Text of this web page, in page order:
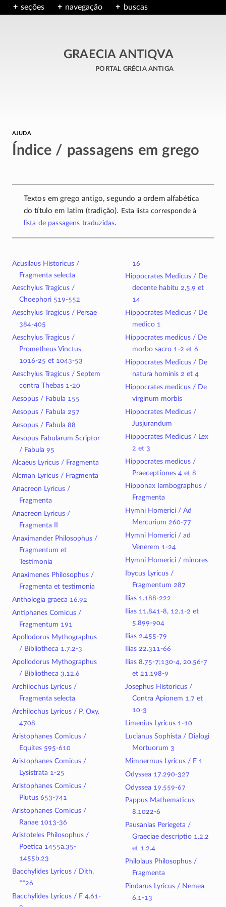
seções navegação buscas
GRAECIA ANTIQVA
portal grécia antiga
ajuda
Índice / passagens em grego
Textos em grego antigo, segundo a ordem alfabética
do título em latim (tradição). Esta lista corresponde à
lista de passagens traduzidas.
Acusilaus Historicus /
Fragmenta selecta
Aeschylus Tragicus /
Choephori 519-552
Aeschylus Tragicus / Persae
384-405
Aeschylus Tragicus /
Prometheus Vinctus
1016-25 et 1043-53
Aeschylus Tragicus / Septem
contra Thebas 1-20
Aesopus / Fabula 155
Aesopus / Fabula 257
Aesopus / Fabula 88
Aesopus Fabularum Scriptor
/ Fabula 95
Alcaeus Lyricus / Fragmenta
Alcman Lyricus / Fragmenta
Anacreon Lyricus /
Fragmenta
Anacreon Lyricus /
Fragmenta II
Anaximander Philosophus /
Fragmentum et
Testimonia
Anaximenes Philosophus /
Fragmenta et testimonia
Anthologia graeca 16.92
Antiphanes Comicus /
Fragmentum 191
Apollodorus Mythographus
/ Bibliotheca 1.7.2-3
Apollodorus Mythographus
/ Bibliotheca 3.12.6
Archilochus Lyricus /
Fragmenta selecta
Archilochus Lyricus / P. Oxy.
4708
Aristophanes Comicus /
Equites 595-610
Aristophanes Comicus /
Lysistrata 1-25
Aristophanes Comicus /
Plutus 653-741
Aristophanes Comicus /
Ranae 1013-36
Aristoteles Philosophus /
Poetica 1455a.35-
1455b.23
Bacchylides Lyricus / Dith.
**26
Bacchylides Lyricus / F 4.61-
16
Hippocrates Medicus / De
decente habitu 2,5,9 et
14
Hippocrates Medicus / De
medico 1
Hippocrates medicus / De
morbo sacro 1-2 et 6
Hippocrates Medicus / De
natura hominis 2 et 4
Hippocrates medicus / De
virginum morbis
Hippocrates Medicus /
Jusjurandum
Hippocrates Medicus / Lex
2 et 3
Hippocrates medicus /
Praeceptiones 4 et 8
Hipponax Iambographus /
Fragmenta
Hymni Homerici / Ad
Mercurium 260-77
Hymni Homerici / ad
Venerem 1-24
Hymni Homerici / minores
Ibycus Lyricus /
Fragmentum 287
Ilias 1.188-222
Ilias 11.841-8, 12.1-2 et
5.899-904
Ilias 2.455-79
Ilias 22.311-66
Ilias 8.75-7;130-4, 20.56-7
et 21.198-9
Josephus Historicus /
Contra Apionem 1.7 et
10-3
Limenius Lyricus 1-10
Lucianus Sophista / Dialogi
Mortuorum 3
Mimnermus Lyricus / F 1
Odyssea 17.290-327
Odyssea 19.559-67
Pappus Mathematicus
8.1022-6
Pausanias Periegeta /
Graeciae descriptio 1.2.2
et 1.2.4
Philolaus Philosophus /
Fragmenta
Pindarus Lyricus / Nemea
6.1-13